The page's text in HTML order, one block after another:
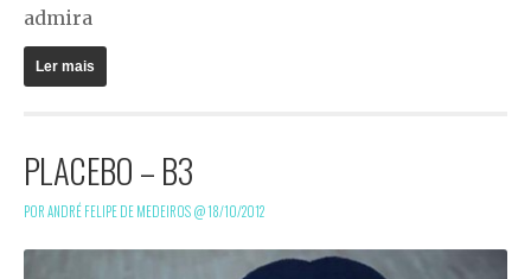
admira
Ler mais
PLACEBO – B3
POR ANDRÉ FELIPE DE MEDEIROS @18/10/2012